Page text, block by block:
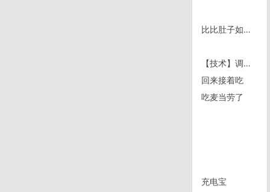
比比肚子如何
【技术】调试 .NET 2.0 SmtpClient + MailMessage 时发现 Outlook Express 6 …
回来接着吃
吃麦当劳了
充电宝